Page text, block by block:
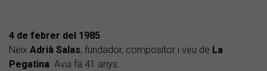
4 de febrer del 1985
Neix Adrià Salas, fundador, compositor i veu de La
Pegatina. Avui fa 41 anys.